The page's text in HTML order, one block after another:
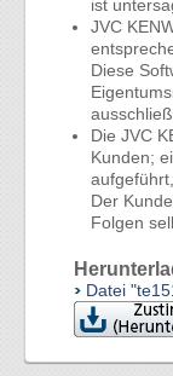
ist
JVC
Diese
Die JVC
Kunden;
Der
Folgen
Datei